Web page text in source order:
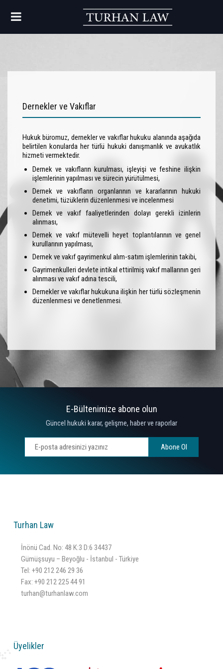
Dernekler ve Vakıflar
Hukuk büromuz, dernekler ve vakıflar hukuku alanında aşağıda
belirtilen konularda her türlü hukuki danışmanlık ve avukatlık
hizmeti vermektedir.
Dernek ve vakıfların kurulması, işleyişi ve feshine ilişkin
işlemlerinin yapılması ve sürecin yürütülmesi,
Dernek ve vakıfların organlarının ve kararlarının hukuki
denetimi, tüzüklerin düzenlenmesi ve incelenmesi
Dernek ve vakıf faaliyetlerinden dolayı gerekli izinlerin
alınması,
Dernek ve vakıf mütevelli heyet toplantılarının ve genel
kurullarının yapılması,
Dernek ve vakıf gayrimenkul alım-satım işlemlerinin takibi,
Gayrimenkulleri devlete intikal ettirilmiş vakıf mallarının geri
alınması ve vakıf adına tescili,
Dernekler ve vakıflar hukukuna ilişkin her türlü sözleşmenin
düzenlenmesi ve denetlenmesi.
E-Bültenimize abone olun
Güncel hukuki karar, gelişme, haber ve raporlar
Abone Ol
Turhan Law
İnönü Cad. No: 48 K:3 D:6 34437
Gümüşsuyu – Beyoğlu - İstanbul - Türkiye
Tel: +90 212 246 29 36
Fax: +90 212 225 44 91
turhan@turhanlaw.com
Üyelikler